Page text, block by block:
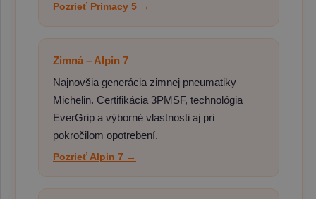
Pozrieť Primacy 5 →
Zimná – Alpin 7
Najnovšia generácia zimnej pneumatiky
Michelin. Certifikácia 3PMSF, technológia
EverGrip a výborné vlastnosti aj pri
pokročilom opotrebení.
Pozrieť Alpin 7 →